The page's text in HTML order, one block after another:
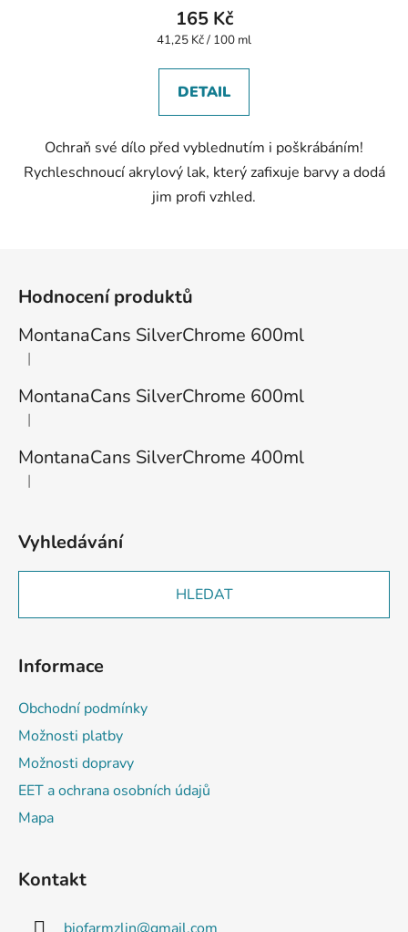
165 Kč
Měrná
41,25 Kč / 100 ml
DETAIL
Ochraň své dílo před vyblednutím i poškrábáním!
Rychleschnoucí akrylový lak, který zafixuje barvy a dodá
jim profi vzhled.
Hodnocení produktů
MontanaCans SilverChrome 600ml
Hodnocení produktu je 1 z 5 hvězdiček.
|
MontanaCans SilverChrome 600ml
Hodnocení produktu je 3 z 5 hvězdiček.
|
MontanaCans SilverChrome 400ml
Hodnocení produktu je 2 z 5 hvězdiček.
|
Vyhledávání
HLEDAT
Informace
Obchodní podmínky
Možnosti platby
Možnosti dopravy
EET a ochrana osobních údajů
Mapa
Kontakt